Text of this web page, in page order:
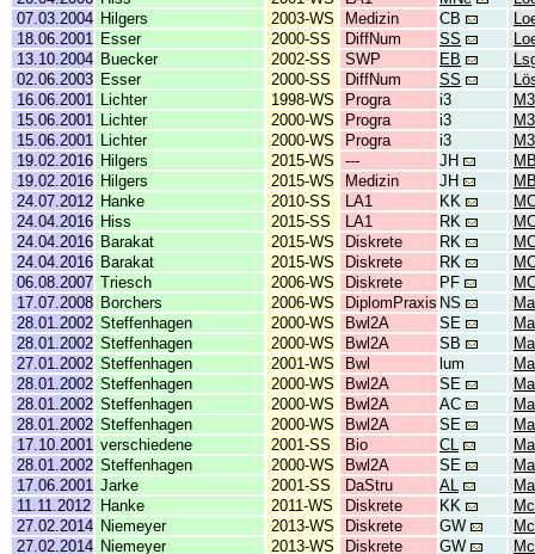
07.03.2004 Hilgers 2003-WS Medizin CB
18.06.2001
Esser 2000-SS DiffNum SS
13.10.2004 Buecker 2002-SS SWP EB
02.06.2003 Esser 2000-SS DiffNum SS
16.06.2001
Lichter 1998-WS Progra i3
15.06.2001
Lichter 2000-WS Progra i3
15.06.2001
Lichter 2000-WS Progra i3
19.02.2016 Hilgers 2015-WS --- JH
19.02.2016 Hilgers 2015-WS Medizin JH
24.07.2012 Hanke 2010-SS LA1 KK
24.04.2016 Hiss 2015-SS LA1 RK
24.04.2016 Barakat 2015-WS Diskrete RK
24.04.2016 Barakat 2015-WS Diskrete RK
06.08.2007 Triesch 2006-WS Diskrete PF
17.07.2008 Borchers 2006-WS DiplomPraxis NS
28.01.2002 Steffenhagen 2000-WS Bwl2A SE
28.01.2002 Steffenhagen 2000-WS Bwl2A SB
27.01.2002 Steffenhagen 2001-WS Bwl lum
28.01.2002 Steffenhagen 2000-WS Bwl2A SE
28.01.2002 Steffenhagen 2000-WS Bwl2A AC
28.01.2002 Steffenhagen 2000-WS Bwl2A SE
17.10.2001 verschiedene 2001-SS Bio CL
28.01.2002 Steffenhagen 2000-WS Bwl2A SE
17.06.2001 Jarke 2001-SS DaStru AL
11.11.2012
Hanke 2011-WS Diskrete KK
27.02.2014 Niemeyer 2013-WS Diskrete GW
27.02.2014 Niemeyer 2013-WS Diskrete GW